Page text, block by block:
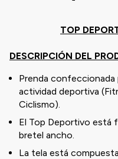
TOP
DESCRIPCIÓN DEL
Prenda confeccionada
actividad deportiva
Ciclismo).
El Top Deportivo está
bretel ancho.
La tela está